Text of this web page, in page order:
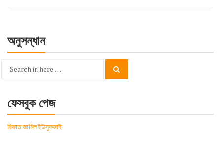
অনুসন্ধান
Search
ফেসবুক পেজ
রিফাত জামিল ইউসুফজাই